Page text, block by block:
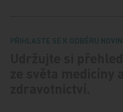
PŘIHLASTE SE K ODBĚRU